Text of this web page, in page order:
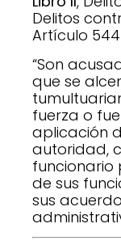
Delitos
Artículo
“Son
que se
fuerza o
aplicación
autoridad,
funcionario
de sus
sus